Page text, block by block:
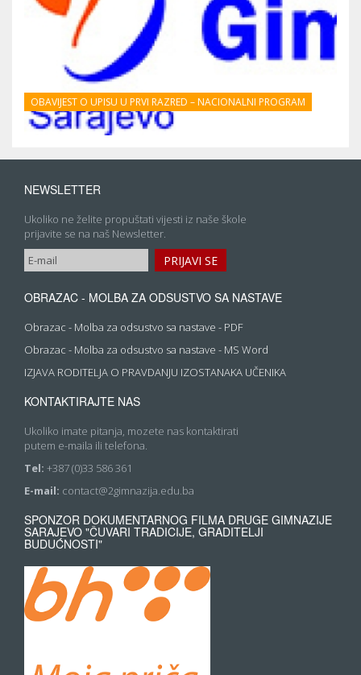
OBAVIJEST O UPISU U PRVI RAZRED – NACIONALNI PROGRAM
NEWSLETTER
Ukoliko ne želite propuštati vijesti iz naše škole
prijavite se na naš Newsletter.
OBRAZAC - MOLBA ZA ODSUSTVO SA NASTAVE
Obrazac - Molba za odsustvo sa nastave - PDF
Obrazac - Molba za odsustvo sa nastave - MS Word
IZJAVA RODITELJA O PRAVDANJU IZOSTANAKA UČENIKA
KONTAKTIRAJTE NAS
Ukoliko imate pitanja, mozete nas kontaktirati
putem e-maila ili telefona.
Tel: +387 (0)33 586 361
E-mail: contact@2gimnazija.edu.ba
SPONZOR DOKUMENTARNOG FILMA DRUGE GIMNAZIJE
SARAJEVO "ČUVARI TRADICIJE, GRADITELJI
BUDUĆNOSTI"